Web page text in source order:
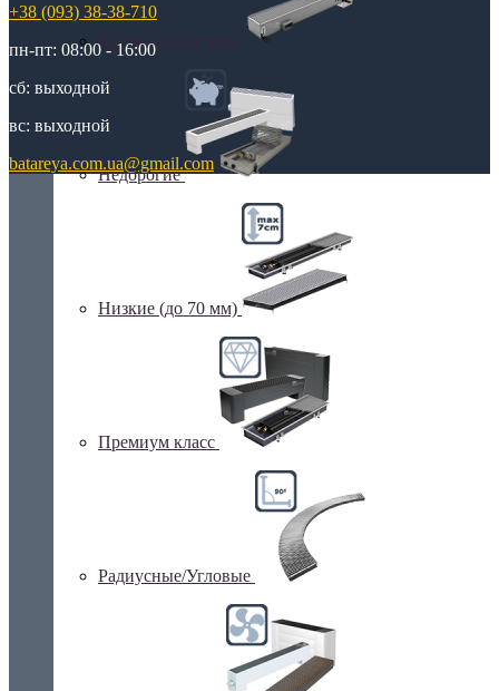
Климаконвекторы
Недорогие
Низкие (до 70 мм)
Премиум класс
Радиусные/Угловые
+38 (093) 38-38-710
пн-пт: 08:00 - 16:00
сб: выходной
вс: выходной
batareya.com.ua@gmail.com